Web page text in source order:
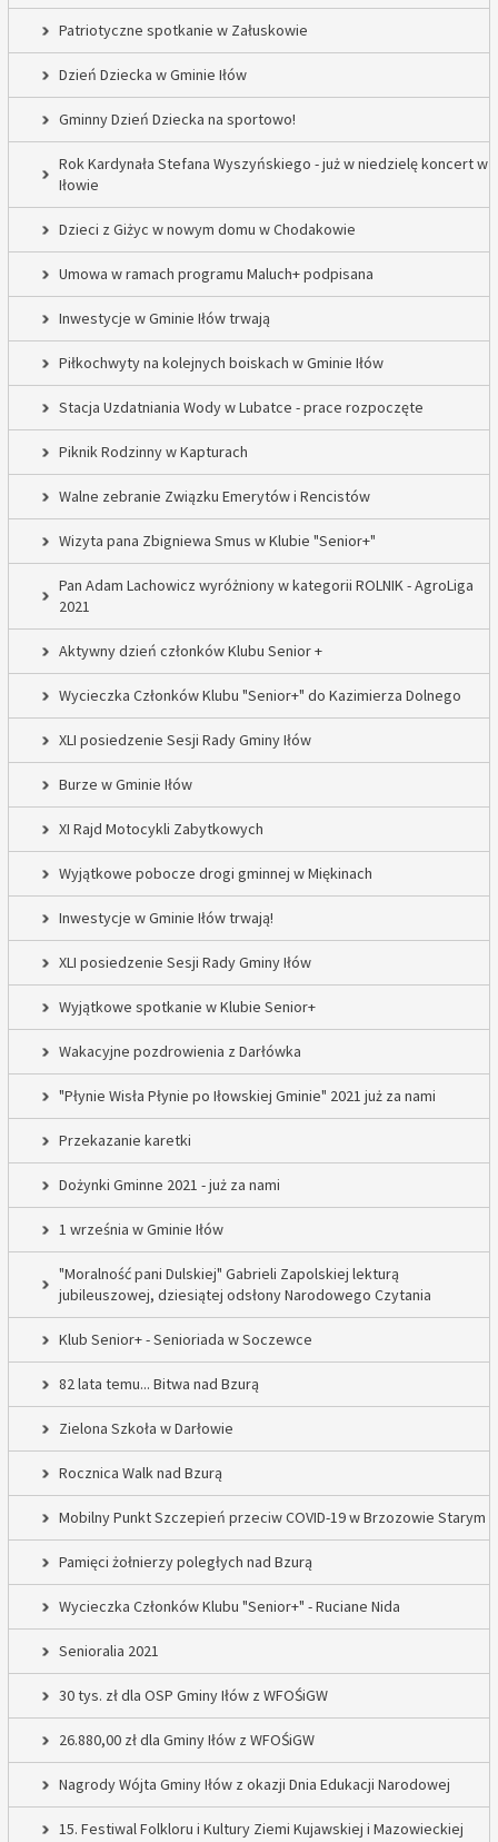
Patriotyczne spotkanie w Załuskowie
Dzień Dziecka w Gminie Iłów
Gminny Dzień Dziecka na sportowo!
Rok Kardynała Stefana Wyszyńskiego - już w niedzielę koncert w
Iłowie
Dzieci z Giżyc w nowym domu w Chodakowie
Umowa w ramach programu Maluch+ podpisana
Inwestycje w Gminie Iłów trwają
Piłkochwyty na kolejnych boiskach w Gminie Iłów
Stacja Uzdatniania Wody w Lubatce - prace rozpoczęte
Piknik Rodzinny w Kapturach
Walne zebranie Związku Emerytów i Rencistów
Wizyta pana Zbigniewa Smus w Klubie "Senior+"
Pan Adam Lachowicz wyróżniony w kategorii ROLNIK - AgroLiga
2021
Aktywny dzień członków Klubu Senior +
Wycieczka Członków Klubu "Senior+" do Kazimierza Dolnego
XLI posiedzenie Sesji Rady Gminy Iłów
Burze w Gminie Iłów
XI Rajd Motocykli Zabytkowych
Wyjątkowe pobocze drogi gminnej w Miękinach
Inwestycje w Gminie Iłów trwają!
XLI posiedzenie Sesji Rady Gminy Iłów
Wyjątkowe spotkanie w Klubie Senior+
Wakacyjne pozdrowienia z Darłówka
"Płynie Wisła Płynie po Iłowskiej Gminie" 2021 już za nami
Przekazanie karetki
Dożynki Gminne 2021 - już za nami
1 września w Gminie Iłów
"Moralność pani Dulskiej" Gabrieli Zapolskiej lekturą
jubileuszowej, dziesiątej odsłony Narodowego Czytania
Klub Senior+ - Senioriada w Soczewce
82 lata temu... Bitwa nad Bzurą
Zielona Szkoła w Darłowie
Rocznica Walk nad Bzurą
Mobilny Punkt Szczepień przeciw COVID-19 w Brzozowie Starym
Pamięci żołnierzy poległych nad Bzurą
Wycieczka Członków Klubu "Senior+" - Ruciane Nida
Senioralia 2021
30 tys. zł dla OSP Gminy Iłów z WFOŚiGW
26.880,00 zł dla Gminy Iłów z WFOŚiGW
Nagrody Wójta Gminy Iłów z okazji Dnia Edukacji Narodowej
15. Festiwal Folkloru i Kultury Ziemi Kujawskiej i Mazowieckiej